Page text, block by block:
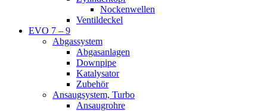
Nockenwellen
Ventildeckel
EVO 7 – 9
Abgassystem
Abgasanlagen
Downpipe
Katalysator
Zubehör
Ansaugsystem, Turbo
Ansaugrohre